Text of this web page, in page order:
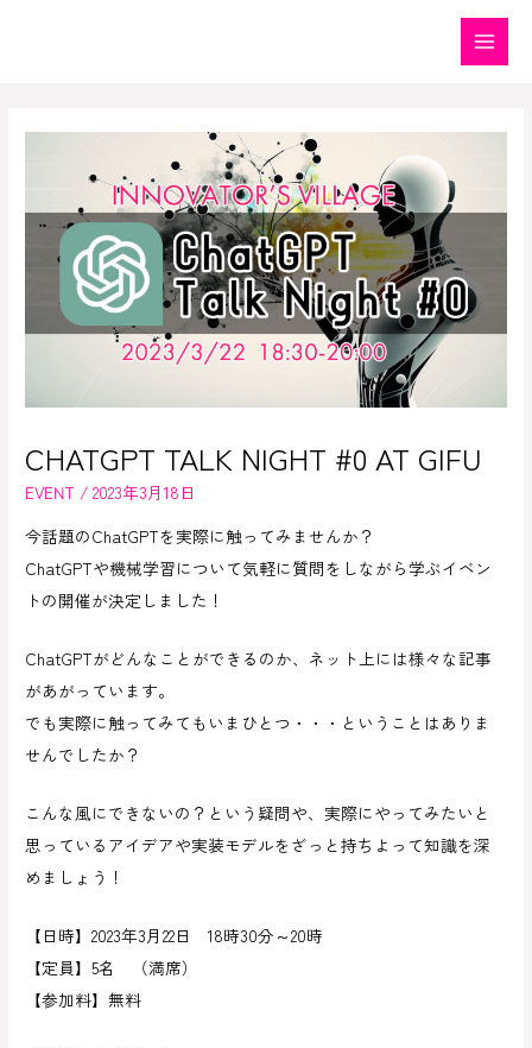
Main
CHATGPT TALK NIGHT #0 AT GIFU
EVENT /2023年3月18日
今話題のChatGPTを実際に触ってみませんか？
ChatGPTや機械学習について気軽に質問をしながら学ぶイベン
トの開催が決定しました！
ChatGPTがどんなことができるのか、ネット上には様々な記事
があがっています。
でも実際に触ってみてもいまひとつ・・・ということはありま
せんでしたか？
こんな風にできないの？という疑問や、実際にやってみたいと
思っているアイデアや実装モデルをざっと持ちよって知識を深
めましょう！
【日時】2023年3月22日 18時30分～20時
【定員】5名 （満席）
【参加料】無料